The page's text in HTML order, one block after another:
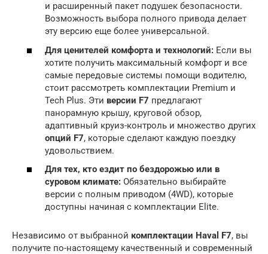
и расширенный пакет подушек безопасности.
Возможность выбора полного привода делает
эту версию еще более универсальной.
Для ценителей комфорта и технологий: Если вы
хотите получить максимальный комфорт и все
самые передовые системы помощи водителю,
стоит рассмотреть комплектации Premium и
Tech Plus. Эти версии F7 предлагают
панорамную крышу, круговой обзор,
адаптивный круиз-контроль и множество других
опций F7, которые сделают каждую поездку
удовольствием.
Для тех, кто ездит по бездорожью или в
суровом климате: Обязательно выбирайте
версии с полным приводом (4WD), которые
доступны начиная с комплектации Elite.
Независимо от выбранной комплектации Haval F7, вы
получите по-настоящему качественный и современный